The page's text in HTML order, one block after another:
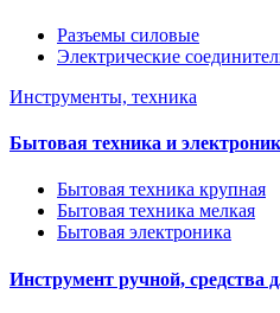
Разъемы силовые
Электрические
Инструменты, техника
Бытовая техника и
Бытовая техника крупная
Бытовая техника мелкая
Бытовая электроника
Инструмент ручной, средства